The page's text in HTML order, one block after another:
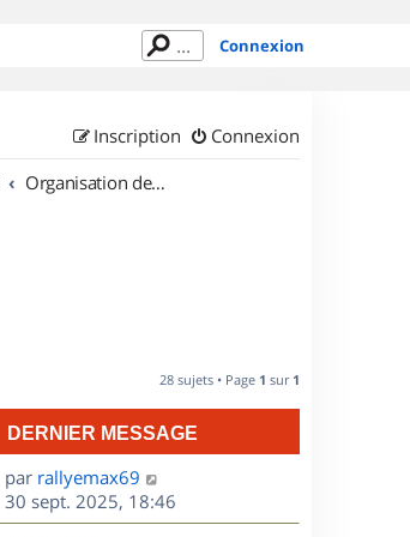
Connexion
Connexion
Inscription
Organisation de sorties en région Bourgogne
28 sujets • Page 1 sur 1
DERNIER MESSAGE
D
e
r
par rallyemax69
30 sept. 2025, 18:46